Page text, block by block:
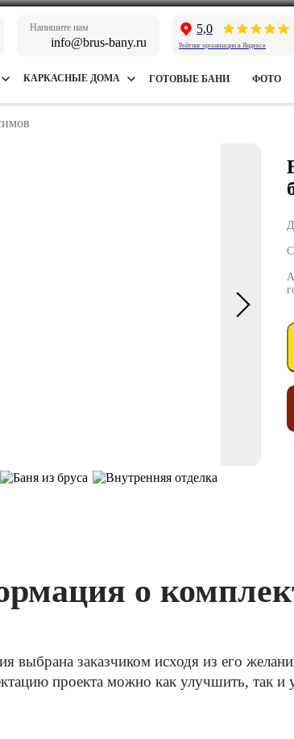
Напишите нам
info@brus-bany.ru
5,0
Рейтинг организации в Яндексе
КАРКАСНЫЕ ДОМА ГОТОВЫЕ БАНИ ФОТО
о
выбрана заказчиком исходя из его
проекта можно как улучшить, так и